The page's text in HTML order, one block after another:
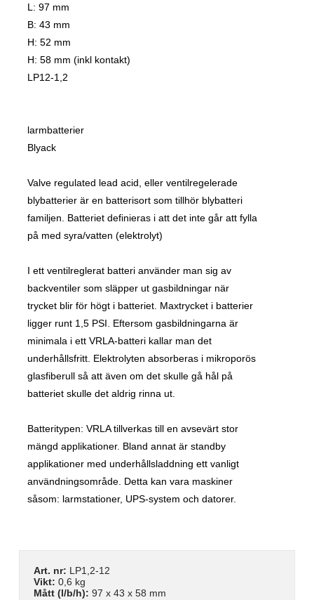
L: 97 mm
B: 43 mm
H: 52 mm
H: 58 mm (inkl kontakt)
LP12-1,2
larmbatterier
Blyack
Valve regulated lead acid, eller ventilregelerade
blybatterier är en batterisort som tillhör blybatteri
familjen. Batteriet definieras i att det inte går att fylla
på med syra/vatten (elektrolyt)
I ett ventilreglerat batteri använder man sig av
backventiler som släpper ut gasbildningar när
trycket blir för högt i batteriet. Maxtrycket i batterier
ligger runt 1,5 PSI. Eftersom gasbildningarna är
minimala i ett VRLA-batteri kallar man det
underhållsfritt. Elektrolyten absorberas i mikroporös
glasfiberull så att även om det skulle gå hål på
batteriet skulle det aldrig rinna ut.
Batteritypen: VRLA tillverkas till en avsevärt stor
mängd applikationer. Bland annat är standby
applikationer med underhållsladdning ett vanligt
användningsområde. Detta kan vara maskiner
såsom: larmstationer, UPS-system och datorer.
Art. nr: LP1,2-12
Vikt: 0,6 kg
Mått (l/b/h): 97 x 43 x 58 mm